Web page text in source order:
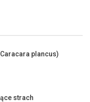
plancus)
strach